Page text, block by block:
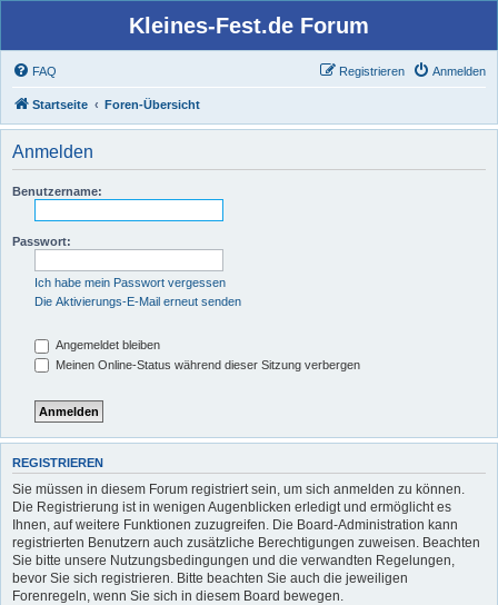
Kleines-Fest.de Forum
FAQ Anmelden
Registrieren
Startseite Foren-Übersicht
Anmelden
Benutzername:
Passwort:
Ich habe mein Passwort vergessen
Die Aktivierungs-E-Mail erneut senden
Angemeldet bleiben
Meinen Online-Status während dieser Sitzung verbergen
REGISTRIEREN
Sie müssen in diesem Forum registriert sein, um sich anmelden zu können.
Die Registrierung ist in wenigen Augenblicken erledigt und ermöglicht es
Ihnen, auf weitere Funktionen zuzugreifen. Die Board-Administration kann
registrierten Benutzern auch zusätzliche Berechtigungen zuweisen. Beachten
Sie bitte unsere Nutzungsbedingungen und die verwandten Regelungen,
bevor Sie sich registrieren. Bitte beachten Sie auch die jeweiligen
Forenregeln, wenn Sie sich in diesem Board bewegen.